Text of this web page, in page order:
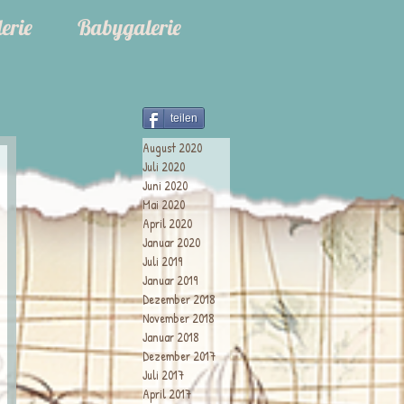
Babygalerie
teilen
August 2020
Juli 2020
Juni 2020
Mai 2020
April 2020
Januar 2020
Juli 2019
Januar 2019
Dezember 2018
November 2018
Januar 2018
Dezember 2017
Juli 2017
April 2017